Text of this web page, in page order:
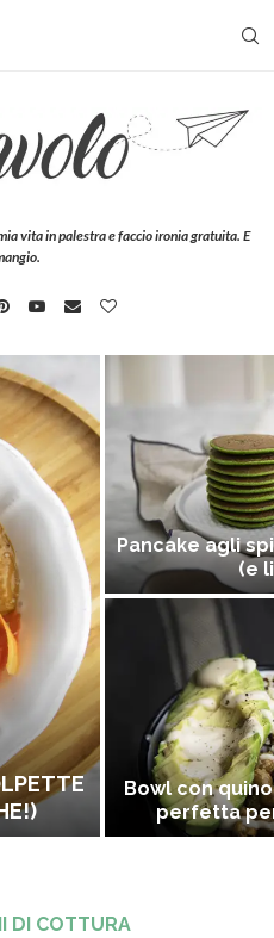
vita in palestra e faccio ironia gratuita. E
Pancake agli
(e
Bowl con
perfetta
DI COTTURA